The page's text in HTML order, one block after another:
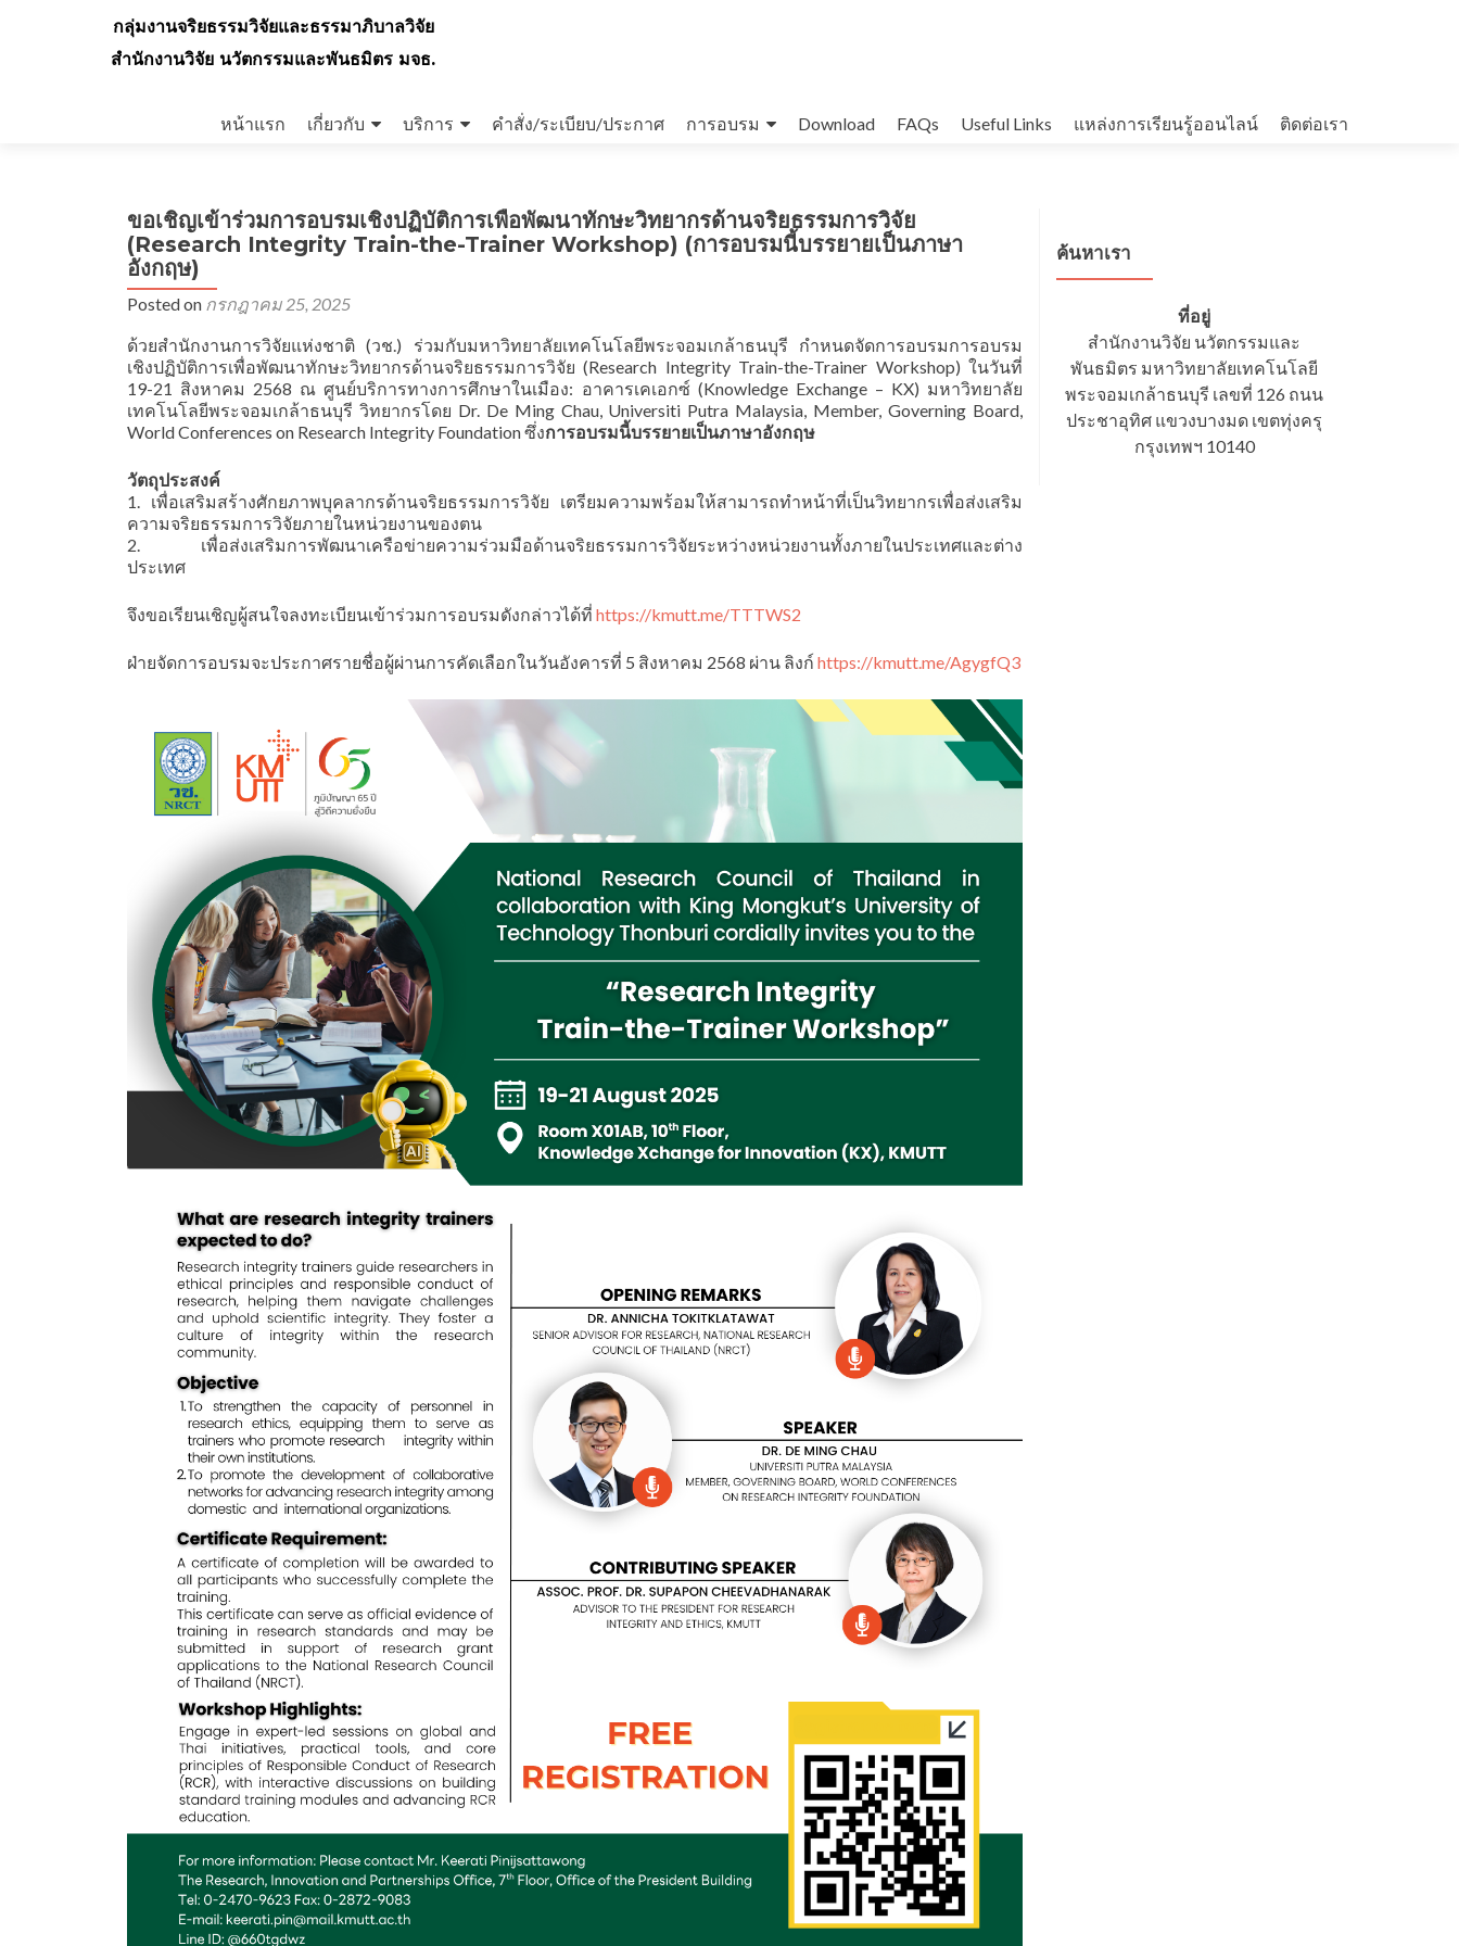
กลุ่มงานจริยธรรมวิจัยและธรรมาภิบาลวิจัย
สำนักงานวิจัย นวัตกรรมและพันธมิตร มจธ.
to
หน้าแรก เกี่ยวกับ บริการ คำสั่ง/ระเบียบ/ประกาศ การอบรม Download FAQs Useful Links แหล่งการเรียนรู้ออนไลน์ ติดต่อเรา
ขอเชิญเข้าร่วมการอบรมเชิงปฏิบัติการเพื่อพัฒนาทักษะวิทยากรด้านจริยธรรมการวิจัย
(Research Integrity Train-the-Trainer Workshop) (การอบรมนี้บรรยายเป็นภาษา
อังกฤษ)
Posted on กรกฎาคม 25, 2025
ด้วยสำนักงานการวิจัยแห่งชาติ (วช.) ร่วมกับมหาวิทยาลัยเทคโนโลยีพระจอมเกล้าธนบุรี กำหนดจัดการอบรมการอบรม
เชิงปฏิบัติการเพื่อพัฒนาทักษะวิทยากรด้านจริยธรรมการวิจัย (Research Integrity Train-the-Trainer Workshop) ในวันที่
19-21 สิงหาคม 2568 ณ ศูนย์บริการทางการศึกษาในเมือง: อาคารเคเอกซ์ (Knowledge Exchange – KX) มหาวิทยาลัย
เทคโนโลยีพระจอมเกล้าธนบุรี วิทยากรโดย Dr. De Ming Chau, Universiti Putra Malaysia, Member, Governing Board,
World Conferences on Research Integrity Foundation ซึ่งการอบรมนี้บรรยายเป็นภาษาอังกฤษ
วัตถุประสงค์
1. เพื่อเสริมสร้างศักยภาพบุคลากรด้านจริยธรรมการวิจัย เตรียมความพร้อมให้สามารถทำหน้าที่เป็นวิทยากรเพื่อส่งเสริม
ความจริยธรรมการวิจัยภายในหน่วยงานของตน
2. เพื่อส่งเสริมการพัฒนาเครือข่ายความร่วมมือด้านจริยธรรมการวิจัยระหว่างหน่วยงานทั้งภายในประเทศและต่าง
ประเทศ
จึงขอเรียนเชิญผู้สนใจลงทะเบียนเข้าร่วมการอบรมดังกล่าวได้ที่ https://kmutt.me/TTTWS2
ฝ่ายจัดการอบรมจะประกาศรายชื่อผู้ผ่านการคัดเลือกในวันอังคารที่ 5 สิงหาคม 2568 ผ่าน ลิงก์ https://kmutt.me/AgygfQ3
ค้นหาเรา
ที่อยู่
สำนักงานวิจัย นวัตกรรมและ
พันธมิตร มหาวิทยาลัยเทคโนโลยี
พระจอมเกล้าธนบุรี เลขที่ 126 ถนน
ประชาอุทิศ แขวงบางมด เขตทุ่งครุ
กรุงเทพฯ 10140